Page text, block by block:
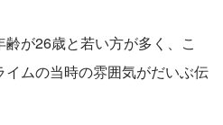
が26歳と若い方が多く、こ
ムの当時の雰囲気がだいぶ伝